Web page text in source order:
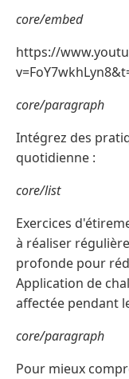
core/embed
https://
core/paragraph
Intégrez des
quotidienne :
core/list
Exercices
à réaliser
profonde pour
Application de
affectée pendant
core/paragraph
Pour mieux